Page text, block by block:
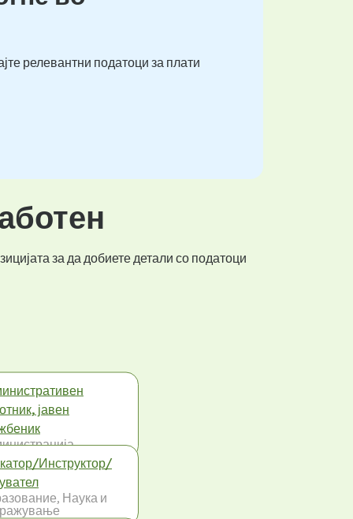
релевантни податоци за плати
за да добиете детали со податоци
јавен
Инструктор/
Наука и